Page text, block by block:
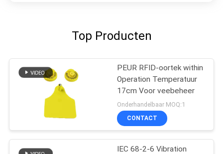
Top Producten
PEUR RFID-oortek within
Operation Temperatuur
17cm Voor veebeheer
Onderhandelbaar MOQ:1
CONTACT
IEC 68-2-6 Vibration